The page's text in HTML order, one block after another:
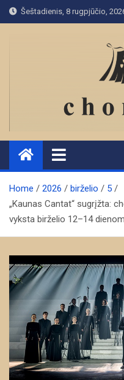
Skip
to
Šeštadienis, 8 rugpjūčio,
Home 2026 birželio
5
„Kaunas Cantat“ sugrįžta:
vyksta birželio 12–14